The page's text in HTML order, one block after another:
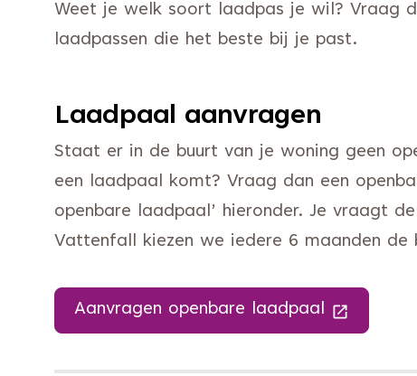
Weet je welk soort laadpas je wil? Vraag
laadpassen die het beste bij je past.
Laadpaal aanvragen
Staat er in de buurt van je woning geen
een laadpaal komt? Vraag dan een
openbare laadpaal’ hieronder. Je vraagt
Vattenfall kiezen we iedere 6 maanden de
Aanvragen openbare laadpaal (Deze